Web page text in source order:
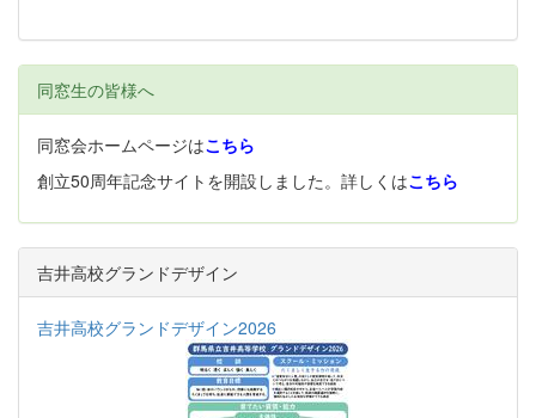
同窓生の皆様へ
同窓会ホームページはこちら
創立50周年記念サイトを開設しました。詳しくはこちら
吉井高校グランドデザイン
吉井高校グランドデザイン2026